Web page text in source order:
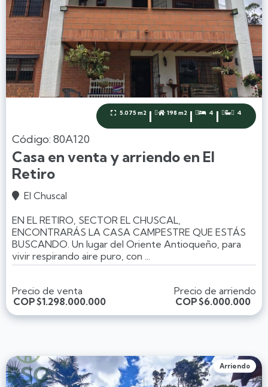
 5.075 m2 |  198 m2 |  4 |  4
Código: 80A120
Casa en venta y arriendo en El
Retiro
 El Chuscal
EN EL RETIRO, SECTOR EL CHUSCAL,
ENCONTRARÁS LA CASA CAMPESTRE QUE ESTÁS
BUSCANDO. Un lugar del Oriente Antioqueño, para
vivir respirando aire puro, con ...
Precio de venta
COP$1.298.000.000
Precio de arriendo
COP$6.000.000
Arriendo